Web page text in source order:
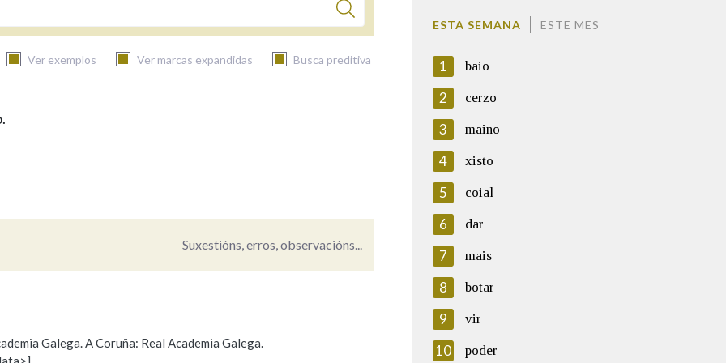
Ver exemplos Ver marcas expandidas Busca preditiva
Suxestións, erros, observacións...
Galega. A Coruña: Real Academia Galega.
ESTA SEMANA ESTE MES
1 baio
2 cerzo
3 maino
4 xisto
5 coial
6 dar
7 mais
8 botar
9 vir
10 poder